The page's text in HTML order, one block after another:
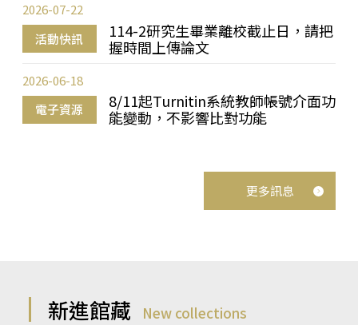
活動快訊
114-2研究生畢業離校截止日，請把
握時間上傳論文
2026-07-22
電子資源
8/11起Turnitin系統教師帳號介面功
能變動，不影響比對功能
2026-06-18
更多訊息
新進館藏 New collections